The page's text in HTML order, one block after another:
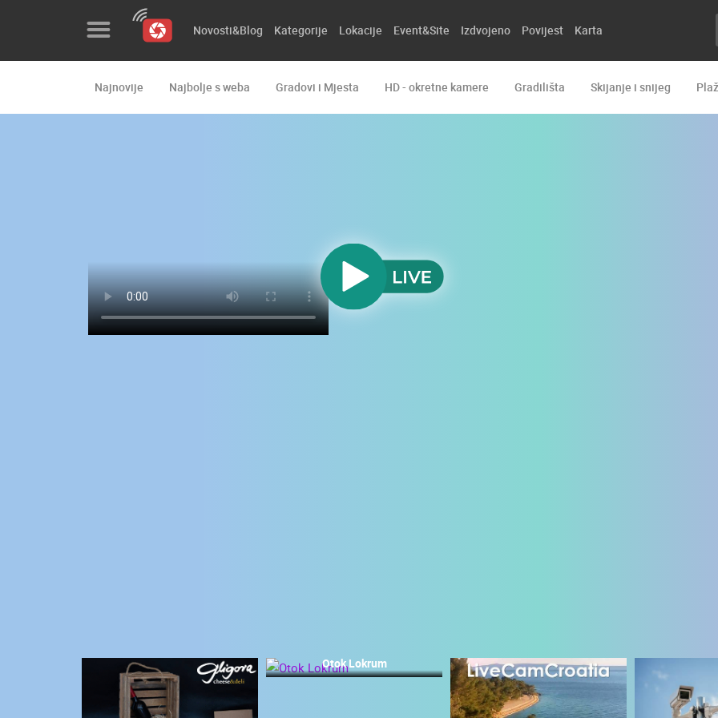
Povijest
Karta
PRIVACY
POLICY
BANERI
Novosti&Blog Kategorije Lokacije Event&Site Izdvojeno Povijest Karta
Najnovije Najbolje s weba Gradovi i Mjesta HD - okretne kamere Gradilišta Skijanje i snijeg
NAJNOVIJE KAMERE
0 GLEDATELJ(A)
Otok Lokrum